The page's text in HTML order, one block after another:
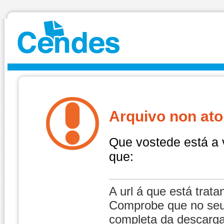
Arquivo non
Que vostede está a
que:
A url á que está
Comprobe que no
completa da